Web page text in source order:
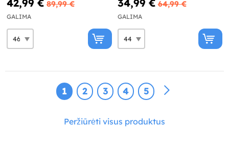
42,99 € 89,99 €
GALIMA
34,99 € 64,99 €
GALIMA
1 2 3 4 5
Peržiūrėti visus produktus